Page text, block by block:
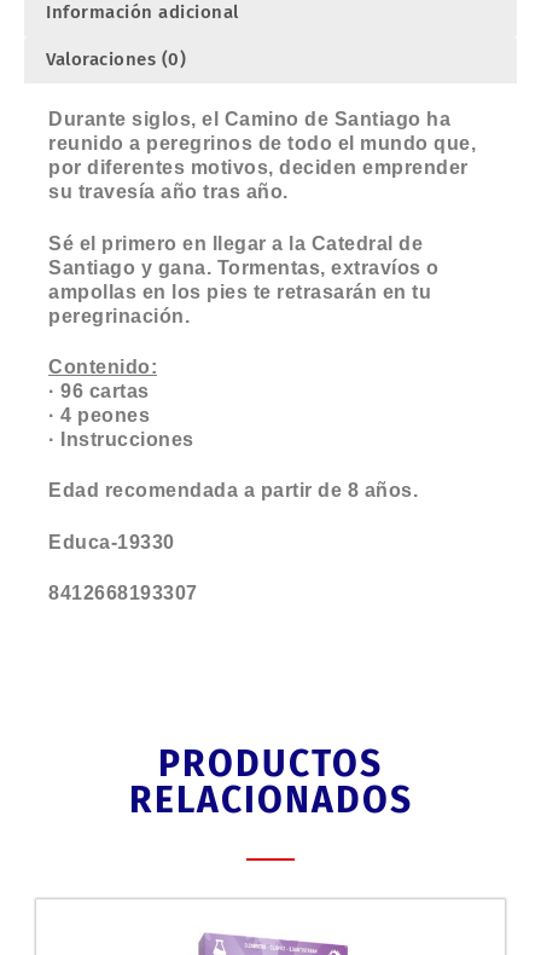
Información adicional
Valoraciones (0)
Durante siglos, el Camino de Santiago ha
reunido a peregrinos de todo el mundo que,
por diferentes motivos, deciden emprender
su travesía año tras año.
Sé el primero en llegar a la Catedral de
Santiago y gana. Tormentas, extravíos o
ampollas en los pies te retrasarán en tu
peregrinación.
Contenido:
· 96 cartas
· 4 peones
· Instrucciones
Edad recomendada a partir de 8 años.
Educa-19330
8412668193307
PRODUCTOS
RELACIONADOS